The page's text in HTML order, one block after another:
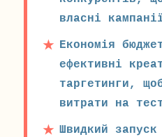
власні
Економія
ефективні
таргетинги,
витрати на
Швидкий запуск